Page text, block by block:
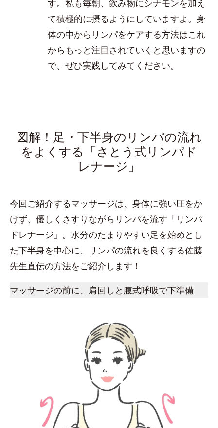
す。私も毎朝、飲み物にシナモンを加え
て積極的に摂るようにしていますよ。身
体の中からリンパをケアする方法はこれ
からもっと注目されていくと思いますの
で、ぜひ実践してみてください。
図解！足・下半身のリンパの流れ
をよくする「さとう式リンパド
レナージ」
今回ご紹介するマッサージは、身体に強い圧をか
けず、優しくさすりながらリンパを流す「リンパ
ドレナージ」。水分のたまりやすい足を始めとし
た下半身を中心に、リンパの流れを良くする佐藤
先生直伝の方法をご紹介します！
マッサージの前に、肩回しと腹式呼吸で下準備